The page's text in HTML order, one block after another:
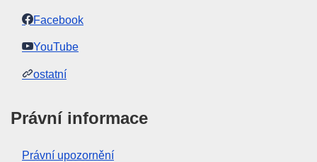
Facebook
YouTube
ostatní
Právní informace
Právní upozornění